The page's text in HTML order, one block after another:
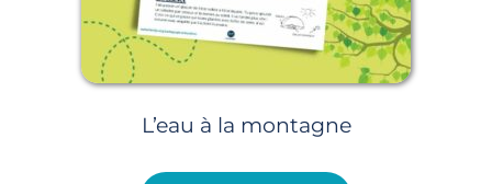
L’eau à la montagne